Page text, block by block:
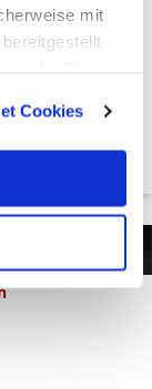
mit
Cookies